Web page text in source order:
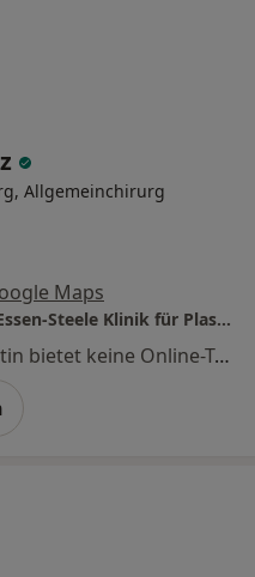
Allgemeinchirurg
Maps
Alfried Krupp Krankenhaus Essen-Steele Klinik für Plastische- und Ästhetische Chirurgie
Dieser Arzt bzw. diese Ärztin bietet keine Online-Terminbuchung an diesem Standort an.